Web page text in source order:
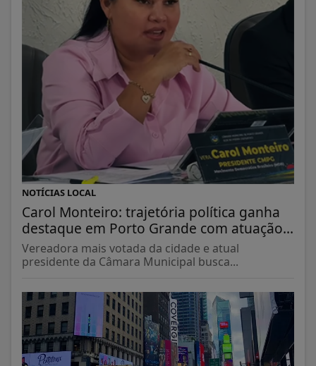
NOTÍCIAS LOCAL
Carol Monteiro: trajetória política ganha
destaque em Porto Grande com atuação...
Vereadora mais votada da cidade e atual
presidente da Câmara Municipal busca...